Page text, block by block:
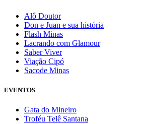
Alô Doutor
Don e Juan e sua história
Flash Minas
Lacrando com Glamour
Saber Viver
Viação Cipó
Sacode Minas
EVENTOS
Gata do Mineiro
Troféu Telê Santana